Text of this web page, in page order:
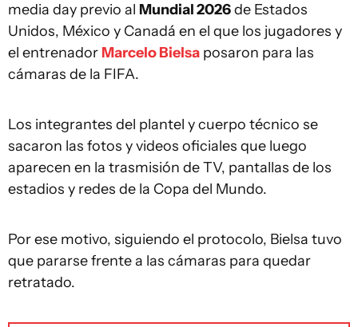
media day previo al Mundial 2026de Estados
Unidos, México y Canadá en el que los jugadores y
el entrenador Marcelo Bielsa posaron para las
cámaras de la FIFA.
Los integrantes del plantel y cuerpo técnico se
sacaron las fotos y videos oficiales que luego
aparecen en la trasmisión de TV, pantallas de los
estadios y redes de la Copa del Mundo.
Por ese motivo, siguiendo el protocolo, Bielsa tuvo
que pararse frente a las cámaras para quedar
retratado.